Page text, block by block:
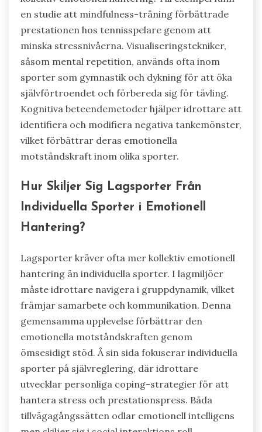
en studie att mindfulness-träning förbättrade
prestationen hos tennisspelare genom att
minska stressnivåerna. Visualiseringstekniker,
såsom mental repetition, används ofta inom
sporter som gymnastik och dykning för att öka
självförtroendet och förbereda sig för tävling.
Kognitiva beteendemetoder hjälper idrottare att
identifiera och modifiera negativa tankemönster,
vilket förbättrar deras emotionella
motståndskraft inom olika sporter.
Hur Skiljer Sig Lagsporter Från
Individuella Sporter i Emotionell
Hantering?
Lagsporter kräver ofta mer kollektiv emotionell
hantering än individuella sporter. I lagmiljöer
måste idrottare navigera i gruppdynamik, vilket
främjar samarbete och kommunikation. Denna
gemensamma upplevelse förbättrar den
emotionella motståndskraften genom
ömsesidigt stöd. Å sin sida fokuserar individuella
sporter på självreglering, där idrottare
utvecklar personliga coping-strategier för att
hantera stress och prestationspress. Båda
tillvägagångssätten odlar emotionell intelligens